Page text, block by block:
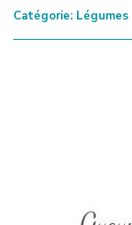
Catégorie: Légumes